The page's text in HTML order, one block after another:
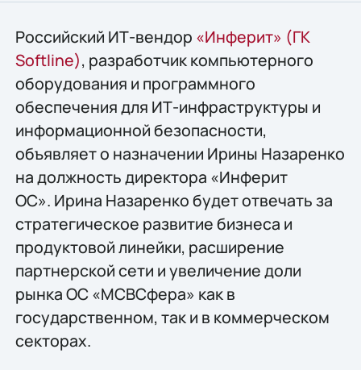
Российский ИТ-вендор «Инферит» (ГК
Softline), разработчик компьютерного
оборудования и программного
обеспечения для ИТ-инфраструктуры и
информационной безопасности,
объявляет о назначении Ирины Назаренко
на должность директора «Инферит
ОС». Ирина Назаренко будет отвечать за
стратегическое развитие бизнеса и
продуктовой линейки, расширение
партнерской сети и увеличение доли
рынка ОС «МСВСфера» как в
государственном, так и в коммерческом
секторах.